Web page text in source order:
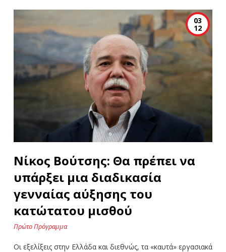
03
12
Νίκος Βούτσης: Θα πρέπει να
υπάρξει μια διαδικασία
γενναίας αύξησης του
κατώτατου μισθού
Πρώτο Πρόγραμμα
Οι εξελίξεις στην Ελλάδα και διεθνώς, τα «καυτά» εργασιακά